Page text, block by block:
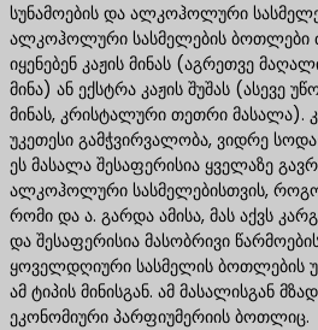
სუნამოების და ალკოჰოლური
ალკოჰოლური სასმელების ბოთლები
იყენებენ კაჟის მინას (აგრეთვე
მინა) ან ექსტრა კაჟის შუშას (ასევე
მინას, კრისტალური თეთრი მასალა).
უკეთესი გამჭვირვალობა, ვიდრე
ეს მასალა შესაფერისია ყველაზე
ალკოჰოლური სასმელებისთვის,
რომი და ა. გარდა ამისა, მას აქვს
და შესაფერისია მასობრივი
ყოველდღიური სასმელის ბოთლების
ამ ტიპის მინისგან. ამ მასალისგან
ეკონომიური პარფიუმერიის ბოთლიც.